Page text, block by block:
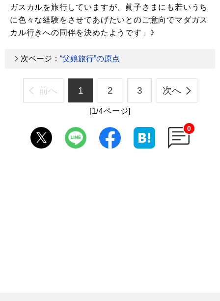
ガスカルを旅行していますが、眞子さまにも若いうち
に色々な経験をさせてあげたいとのご意向でマダガス
カル行きへの同伴を決めたようです」》
次ページ： “父娘旅行”の原点
前へ 1 2 3 次へ
[1/4ページ]
0